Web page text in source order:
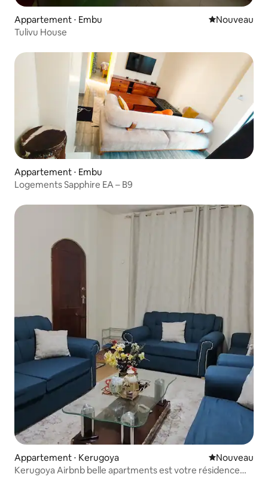
Appartement ⋅ Embu Nouvel
Nouveau
Tulivu House
Appartement ⋅ Embu
Logements Sapphire EA – B9
Appartement ⋅ Kerugoya Nouvel
Nouveau
Kerugoya Airbnb belle apartments est votre résidence